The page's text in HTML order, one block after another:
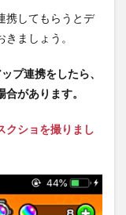
携してもらうとデ
ましょう。
プ連携をしたら、
があります。
クショを撮りまし